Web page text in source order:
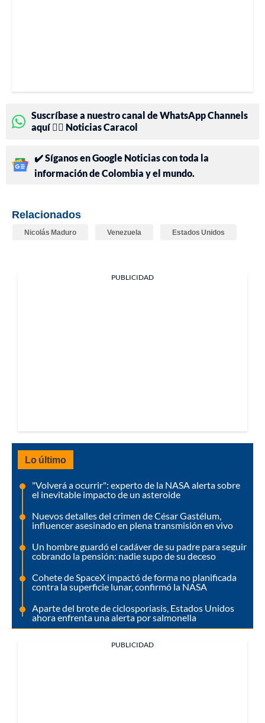
Suscríbase a nuestro canal de WhatsApp Channels
aquí 👉🏻 Noticias Caracol
✔️ Síganos en Google Noticias con toda la
información de Colombia y el mundo.
Relacionados
Nicolás Maduro Venezuela Estados Unidos
PUBLICIDAD
Lo último
"Volverá a ocurrir": experto de la NASA alerta sobre
el inevitable impacto de un asteroide
Nuevos detalles del crimen de César Gastélum,
influencer asesinado en plena transmisión en vivo
Un hombre guardó el cadáver de su padre para seguir
cobrando la pensión: nadie supo de su deceso
Cohete de SpaceX impactó de forma no planificada
contra la superficie lunar, confirmó la NASA
Aparte del brote de ciclosporiasis, Estados Unidos
ahora enfrenta una alerta por salmonella
PUBLICIDAD